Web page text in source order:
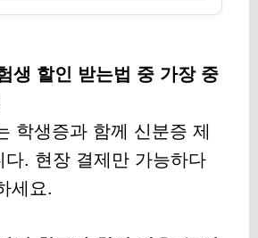
생 할인 받는법 중 가장 중
학생증과 함께 신분증 제
다. 현장 결제만 가능하다
세요.